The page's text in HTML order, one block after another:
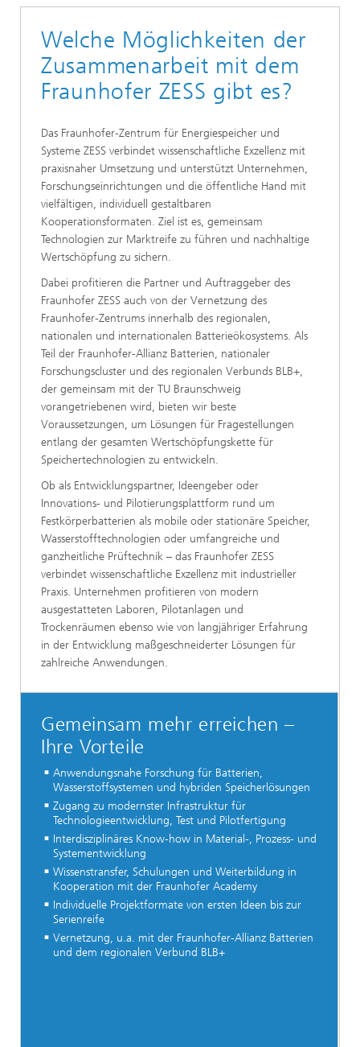
Welche Möglichkeiten der
Zusammenarbeit mit dem
Fraunhofer ZESS gibt es?
Das Fraunhofer-Zentrum für Energiespeicher und
Systeme ZESS verbindet wissenschaftliche Exzellenz mit
praxisnaher Umsetzung und unterstützt Unternehmen,
Forschungseinrichtungen und die öffentliche Hand mit
vielfältigen, individuell gestaltbaren
Kooperationsformaten. Ziel ist es, gemeinsam
Technologien zur Marktreife zu führen und nachhaltige
Wertschöpfung zu sichern.
Dabei profitieren die Partner und Auftraggeber des
Fraunhofer ZESS auch von der Vernetzung des
Fraunhofer-Zentrums innerhalb des regionalen,
nationalen und internationalen Batterieökosystems. Als
Teil der Fraunhofer-Allianz Batterien, nationaler
Forschungscluster und des regionalen Verbunds BLB+,
der gemeinsam mit der TU Braunschweig
vorangetriebenen wird, bieten wir beste
Voraussetzungen, um Lösungen für Fragestellungen
entlang der gesamten Wertschöpfungskette für
Speichertechnologien zu entwickeln.
Ob als Entwicklungspartner, Ideengeber oder
Innovations- und Pilotierungsplattform rund um
Festkörperbatterien als mobile oder stationäre Speicher,
Wasserstofftechnologien oder umfangreiche und
ganzheitliche Prüftechnik – das Fraunhofer ZESS
verbindet wissenschaftliche Exzellenz mit industrieller
Praxis. Unternehmen profitieren von modern
ausgestatteten Laboren, Pilotanlagen und
Trockenräumen ebenso wie von langjähriger Erfahrung
in der Entwicklung maßgeschneiderter Lösungen für
zahlreiche Anwendungen.
Gemeinsam mehr erreichen –
Ihre Vorteile
Anwendungsnahe Forschung für Batterien,
Wasserstoffsystemen und hybriden Speicherlösungen
Zugang zu modernster Infrastruktur für
Technologieentwicklung, Test und Pilotfertigung
Interdisziplinäres Know-how in Material-, Prozess- und
Systementwicklung
Wissenstransfer, Schulungen und Weiterbildung in
Kooperation mit der Fraunhofer Academy
Individuelle Projektformate von ersten Ideen bis zur
Serienreife
Vernetzung, u.a. mit der Fraunhofer-Allianz Batterien
und dem regionalen Verbund BLB+